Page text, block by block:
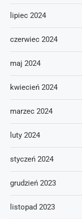
lipiec 2024
czerwiec 2024
maj 2024
kwiecień 2024
marzec 2024
luty 2024
styczeń 2024
grudzień 2023
listopad 2023